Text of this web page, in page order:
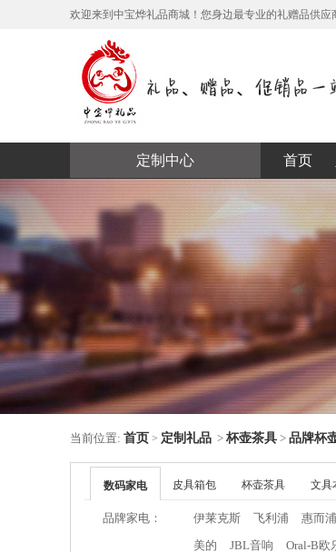
欢迎来到中宝烨礼品商城！您身边最专业的礼赠品供应
定制中心 首页
当前位置: 首页 > 定制礼品 > 杯壶茶具 > 品牌杯
数码家电 皮具箱包 杯壶茶具 文具
品牌家电： 伊莱克斯 飞利浦 惠而浦
美的
JBL音响 Oral-B欧